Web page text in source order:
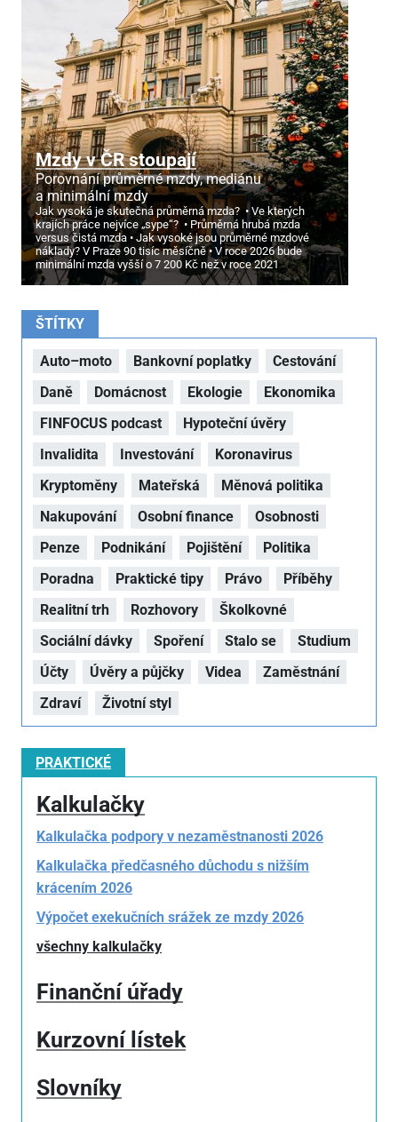
Mzdy v ČR stoupají
Porovnání průměrné mzdy, mediánu
a minimální mzdy
Jak vysoká je skutečná průměrná mzda?
Ve kterých
krajích práce nejvíce „sype“?
Průměrná hrubá mzda
versus čistá mzda
Jak vysoké jsou průměrné mzdové
náklady? V Praze 90 tisíc měsíčně
V roce 2026 bude
minimální mzda vyšší o 7 200 Kč než v roce 2021
ŠTÍTKY
Auto–moto Bankovní poplatky
Cestování
Daně
Domácnost Ekologie
Ekonomika
FINFOCUS podcast
Hypoteční úvěry
Invalidita
Investování
Koronavirus
Kryptoměny
Mateřská
Měnová politika
Nakupování
Osobní finance
Osobnosti
Penze
Podnikání Pojištění
Politika
Poradna
Praktické tipy Právo
Příběhy
Realitní trh
Rozhovory
Školkovné
Sociální dávky
Spoření Stalo se
Studium
Účty
Úvěry a půjčky Videa
Zaměstnání
Zdraví
Životní styl
PRAKTICKÉ
Kalkulačky
Kalkulačka podpory v nezaměstnanosti 2026
Kalkulačka předčasného důchodu s nižším
krácením 2026
Výpočet exekučních srážek ze mzdy 2026
všechny kalkulačky
Finanční úřady
Kurzovní lístek
Slovníky